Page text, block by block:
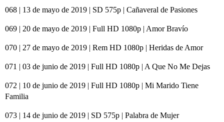
068 | 13 de mayo de 2019 | SD 575p | Cañaveral de Pasiones
069 | 20 de mayo de 2019 | Full HD 1080p | Amor Bravío
070 | 27 de mayo de 2019 | Rem HD 1080p | Heridas de Amor
071 | 03 de junio de 2019 | Full HD 1080p | A Que No Me Dejas
072 | 10 de junio de 2019 | Full HD 1080p | Mi Marido Tiene
Familia
073 | 14 de junio de 2019 | SD 575p | Palabra de Mujer